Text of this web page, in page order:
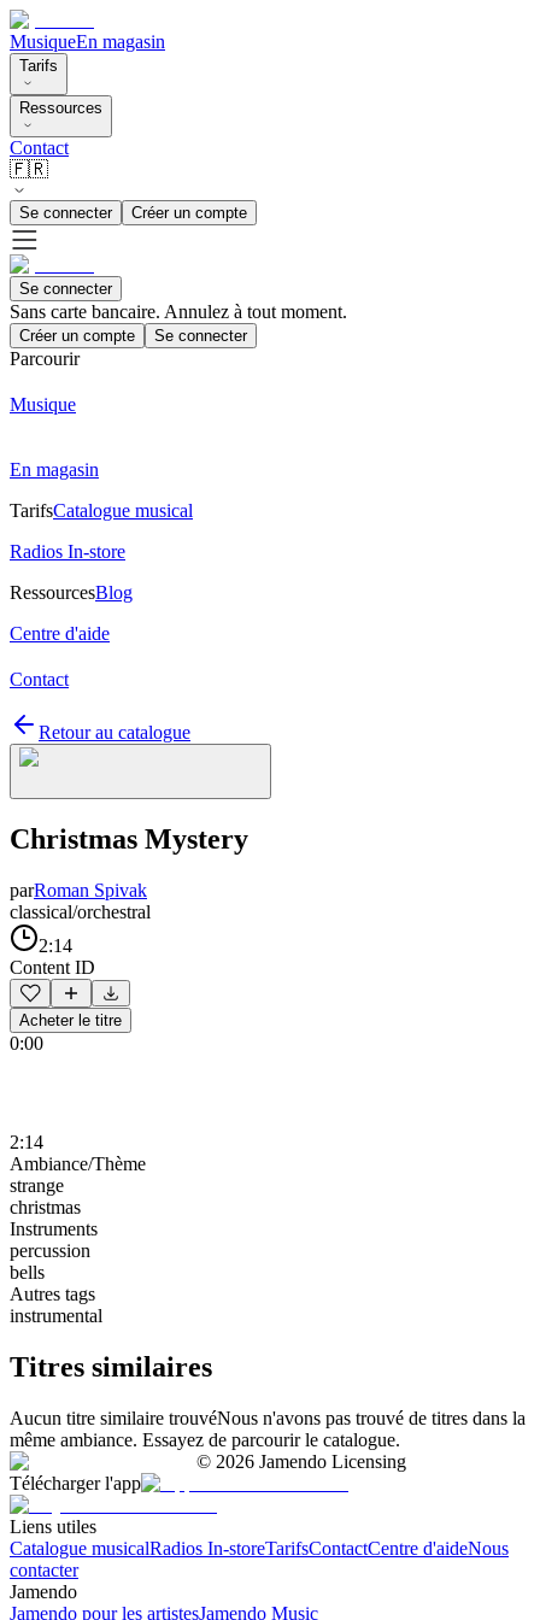
MusiqueEn magasin
Tarifs
Ressources
Contact
🇫🇷
Se connecter Créer un compte
Se connecter
Sans carte bancaire. Annulez à tout moment.
Créer un compte Se connecter
Parcourir
Musique
En magasin
TarifsCatalogue musical
Radios In-store
RessourcesBlog
Centre d'aide
Contact
Retour au catalogue
Christmas Mystery
parRoman Spivak
classical/orchestral
2:14
Content ID
Acheter le titre
0:00
2:14
Ambiance/Thème
strange
christmas
Instruments
percussion
bells
Autres tags
instrumental
Titres similaires
Aucun titre similaire trouvéNous n'avons pas trouvé de titres dans la
même ambiance. Essayez de parcourir le catalogue.
© 2026 Jamendo Licensing
Télécharger l'app
Liens utiles
Catalogue musicalRadios In-storeTarifsContactCentre d'aideNous
contacter
Jamendo
Jamendo pour les artistesJamendo Music